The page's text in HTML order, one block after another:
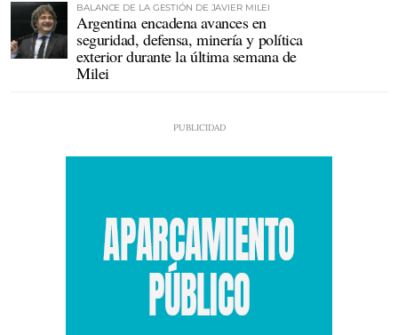
BALANCE DE LA GESTIÓN DE JAVIER MILEI
Argentina encadena avances en
seguridad, defensa, minería y política
exterior durante la última semana de
Milei